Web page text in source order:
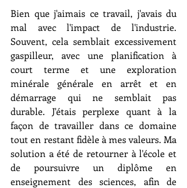
Bien que j'aimais ce travail, j'avais du
mal avec l'impact de l'industrie.
Souvent, cela semblait excessivement
gaspilleur, avec une planification à
court terme et une exploration
minérale générale en arrêt et en
démarrage qui ne semblait pas
durable. J'étais perplexe quant à la
façon de travailler dans ce domaine
tout en restant fidèle à mes valeurs. Ma
solution a été de retourner à l'école et
de poursuivre un diplôme en
enseignement des sciences, afin de